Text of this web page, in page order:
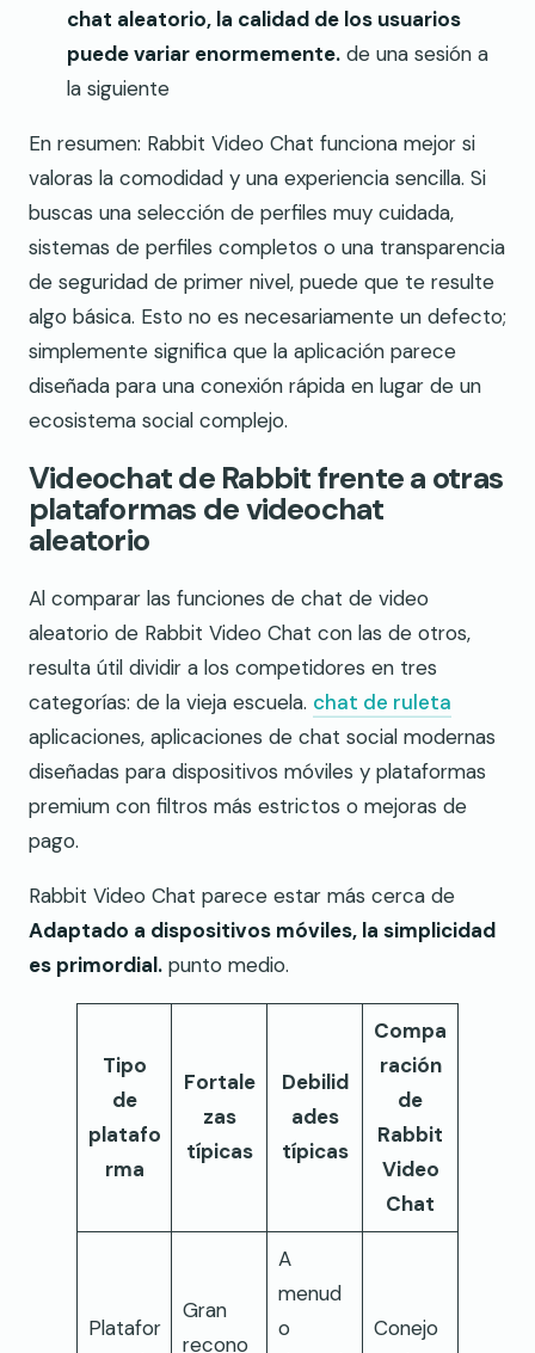
chat aleatorio, la calidad de los usuarios
puede variar enormemente. de una sesión a
la siguiente
En resumen: Rabbit Video Chat funciona mejor si
valoras la comodidad y una experiencia sencilla. Si
buscas una selección de perfiles muy cuidada,
sistemas de perfiles completos o una transparencia
de seguridad de primer nivel, puede que te resulte
algo básica. Esto no es necesariamente un defecto;
simplemente significa que la aplicación parece
diseñada para una conexión rápida en lugar de un
ecosistema social complejo.
Videochat de Rabbit frente a otras
plataformas de videochat
aleatorio
Al comparar las funciones de chat de video
aleatorio de Rabbit Video Chat con las de otros,
resulta útil dividir a los competidores en tres
categorías: de la vieja escuela. chat de ruleta
aplicaciones, aplicaciones de chat social modernas
diseñadas para dispositivos móviles y plataformas
premium con filtros más estrictos o mejoras de
pago.
Rabbit Video Chat parece estar más cerca de
Adaptado a dispositivos móviles, la simplicidad
es primordial. punto medio.
Tipo
de
platafo
rma
Fortale
zas
típicas
Debilid
ades
típicas
Compa
ración
de
Rabbit
Video
Chat
Platafor
Gran
recono
A
menud
o
Conejo